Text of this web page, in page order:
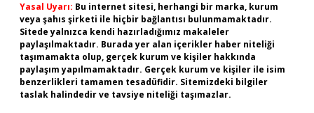
Yasal Uyarı: Bu internet sitesi, herhangi bir marka, kurum
veya şahıs şirketi ile hiçbir bağlantısı bulunmamaktadır.
Sitede yalnızca kendi hazırladığımız makaleler
paylaşılmaktadır. Burada yer alan içerikler haber niteliği
taşımamakta olup, gerçek kurum ve kişiler hakkında
paylaşım yapılmamaktadır. Gerçek kurum ve kişiler ile isim
benzerlikleri tamamen tesadüfidir. Sitemizdeki bilgiler
taslak halindedir ve tavsiye niteliği taşımazlar.